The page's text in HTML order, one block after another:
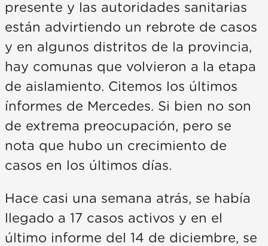
presente y las autoridades sanitarias
están advirtiendo un rebrote de casos
y en algunos distritos de la provincia,
hay comunas que volvieron a la etapa
de aislamiento. Citemos los últimos
ínformes de Mercedes. Si bien no son
de extrema preocupación, pero se
nota que hubo un crecimiento de
casos en los últimos días.
Hace casi una semana atrás, se había
llegado a 17 casos activos y en el
último informe del 14 de diciembre, se